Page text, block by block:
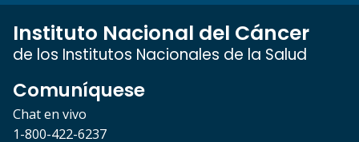
Instituto Nacional del Cáncer
de los Institutos Nacionales de la Salud
Comuníquese
Chat en vivo
1-800-422-6237